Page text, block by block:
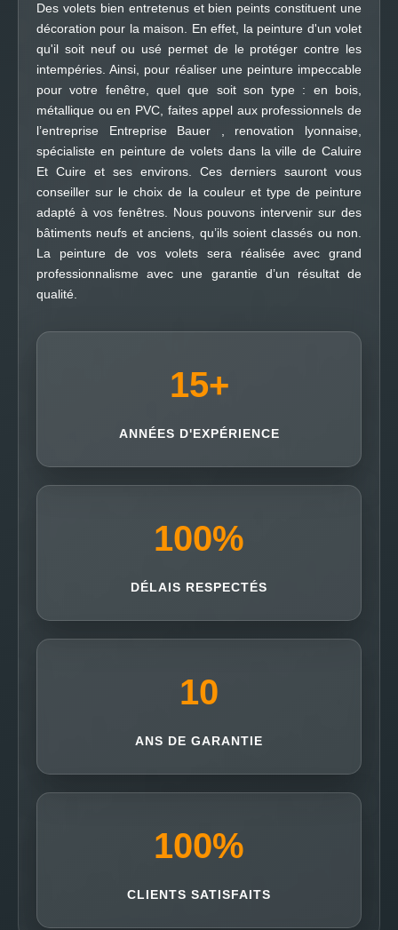
Des volets bien entretenus et bien peints constituent une
décoration pour la maison. En effet, la peinture d'un volet
qu'il soit neuf ou usé permet de le protéger contre les
intempéries. Ainsi, pour réaliser une peinture impeccable
pour votre fenêtre, quel que soit son type : en bois,
métallique ou en PVC, faites appel aux professionnels de
l’entreprise Entreprise Bauer , renovation lyonnaise,
spécialiste en peinture de volets dans la ville de Caluire
Et Cuire et ses environs. Ces derniers sauront vous
conseiller sur le choix de la couleur et type de peinture
adapté à vos fenêtres. Nous pouvons intervenir sur des
bâtiments neufs et anciens, qu’ils soient classés ou non.
La peinture de vos volets sera réalisée avec grand
professionnalisme avec une garantie d’un résultat de
qualité.
15+
ANNÉES D'EXPÉRIENCE
100%
DÉLAIS RESPECTÉS
10
ANS DE GARANTIE
100%
CLIENTS SATISFAITS